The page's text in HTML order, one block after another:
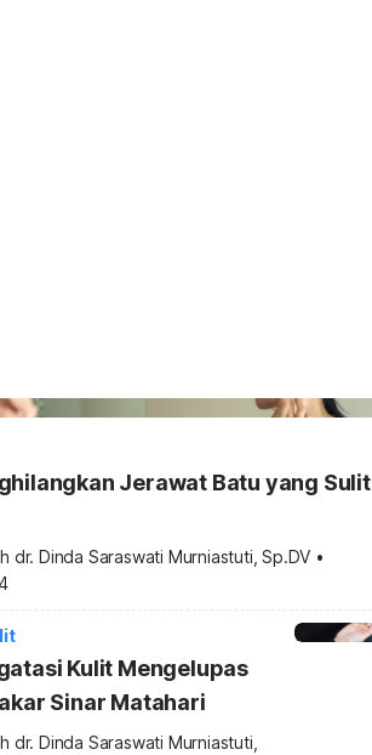
Jerawat Batu yang Sulit
dr. Dinda Saraswati Murniastuti, Sp.DV •
Kulit Mengelupas
Sinar Matahari
dr. Dinda Saraswati Murniastuti,